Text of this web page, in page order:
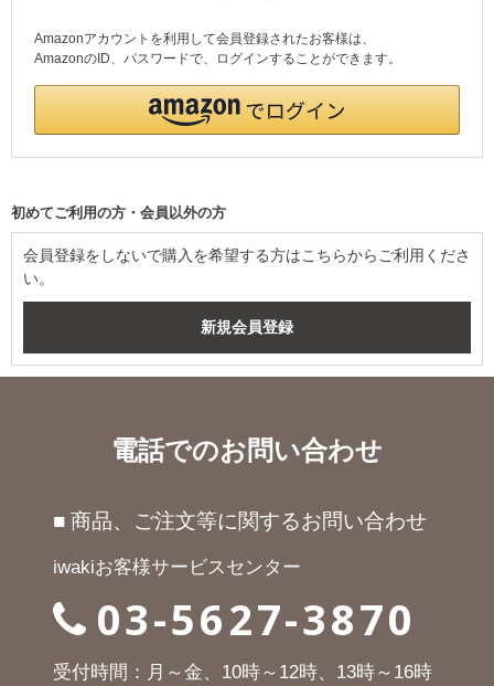
Amazonアカウントを利用して会員登録されたお客様は、
AmazonのID、パスワードで、ログインすることができます。
初めてご利用の方・会員以外の方
会員登録をしないで購入を希望する方はこちらからご利用くださ
い。
電話でのお問い合わせ
■ 商品、ご注文等に関するお問い合わせ
iwakiお客様サービスセンター
03-5627-3870
受付時間：月～金、10時～12時、13時～16時